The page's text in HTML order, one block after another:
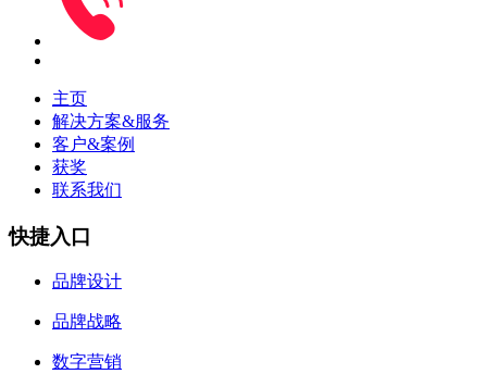
主页
解决方案&服务
客户&案例
获奖
联系我们
快捷入口
品牌设计
品牌战略
数字营销